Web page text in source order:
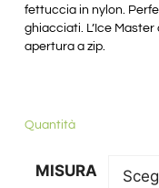
fettuccia in nylon.
ghiacciati. L’Ice
apertura a zip.
Quantità
MISURA